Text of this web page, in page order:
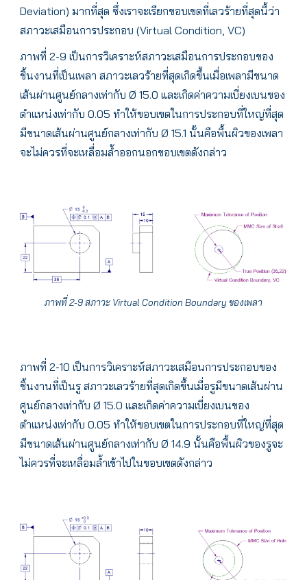
Deviation) มากที่สุด ซึ่งเราจะเรียกขอบเขตที่เลวร้ายที่สุดนี้ว่า
สภาวะเสมือนการประกอบ (Virtual Condition, VC)
ภาพที่ 2-9 เป็นการวิเคราะห์สภาวะเสมือนการประกอบของ
ชิ้นงานที่เป็นเพลา สภาวะเลวร้ายที่สุดเกิดขึ้นเมื่อเพลามีขนาด
เส้นผ่านศูนย์กลางเท่ากับ Ø 15.0 และเกิดค่าความเบี่ยงเบนของ
ตำแหน่งเท่ากับ 0.05 ทำให้ขอบเขตในการประกอบที่ใหญ่ที่สุด
มีขนาดเส้นผ่านศูนย์กลางเท่ากับ Ø 15.1 นั้นคือพื้นผิวของเพลา
จะไม่ควรที่จะเหลื่อมล้ำออกนอกขอบเขตดังกล่าว
ภาพที่ 2-9 สภาวะ Virtual Condition Boundary ของเพลา
ภาพที่ 2-10 เป็นการวิเคราะห์สภาวะเสมือนการประกอบของ
ชิ้นงานที่เป็นรู สภาวะเลวร้ายที่สุดเกิดขึ้นเมื่อรูมีขนาดเส้นผ่าน
ศูนย์กลางเท่ากับ Ø 15.0 และเกิดค่าความเบี่ยงเบนของ
ตำแหน่งเท่ากับ 0.05 ทำให้ขอบเขตในการประกอบที่ใหญ่ที่สุด
มีขนาดเส้นผ่านศูนย์กลางเท่ากับ Ø 14.9 นั้นคือพื้นผิวของรูจะ
ไม่ควรที่จะเหลื่อมล้ำเข้าไปในขอบเขตดังกล่าว